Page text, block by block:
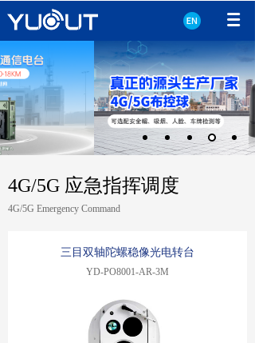
4G/5G 应急指挥调度
4G/5G Emergency Command
YD-PO8001-AR-3M
三目双轴陀螺稳像光电转台